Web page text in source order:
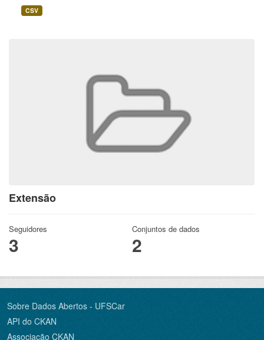
Extensão
Seguidores
3
Conjuntos de dados
2
CSV
Sobre Dados Abertos - UFSCar
API do CKAN
Associação CKAN